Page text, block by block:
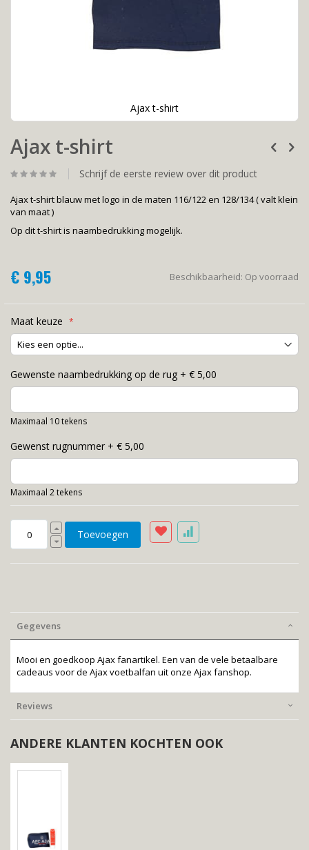
Ajax t-shirt
naar
het
van
afbeeldingen-
gallerij
Ajax t-shirt
Schrijf de eerste review over dit product
Ajax t-shirt blauw met logo in de maten 116/122 en 128/134 ( valt klein
van maat )
Op dit t-shirt is naambedrukking mogelijk.
€ 9,95 Beschikbaarheid: Op voorraad
Maat keuze
Gewenste naambedrukking op de rug + € 5,00
Maximaal 10 tekens
Gewenst rugnummer + € 5,00
Maximaal 2 tekens
Toevoegen
Gegevens
Mooi en goedkoop Ajax fanartikel. Een van de vele betaalbare
cadeaus voor de Ajax voetbalfan uit onze Ajax fanshop.
Reviews
ANDERE KLANTEN KOCHTEN OOK